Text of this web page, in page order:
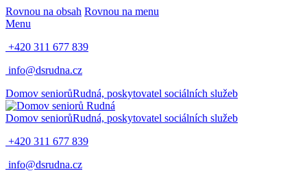
Rovnou na obsah Rovnou na menu
Menu
+420 311 677 839
info@dsrudna.cz
Domov seniorůRudná, poskytovatel sociálních služeb
Domov seniorůRudná, poskytovatel sociálních služeb
+420 311 677 839
info@dsrudna.cz